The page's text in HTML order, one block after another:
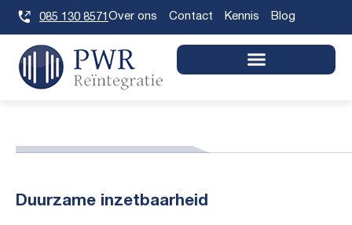
Skip
content
085 130 8571 Over ons Contact Kennis Blog
Duurzame inzetbaarheid